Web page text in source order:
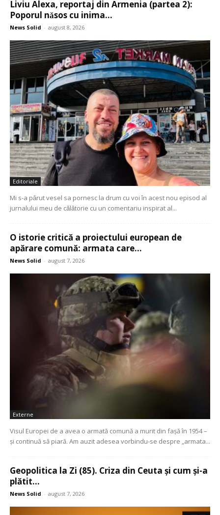
Liviu Alexa, reportaj din Armenia (partea 2):
Poporul nǎsos cu inima...
News Solid - august 8, 2026
Editoriale
Mi s-a pǎrut vesel sa pornesc la drum cu voi în acest nou episod al
jurnalului meu de cǎlǎtorie cu un comentariu inspirat al...
O istorie critică a proiectului european de
apărare comună: armata care...
News Solid - august 7, 2026
Externe
Visul Europei de a avea o armată comună a murit din fașă în 1954 –
și continuă să piară. Am auzit adesea vorbindu-se despre „armata...
Geopolitica la Zi (85). Criza din Ceuta și cum și-a
plătit...
News Solid - august 7, 2026